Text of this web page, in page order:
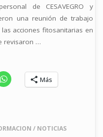
de CESAVEGRO y
una reunión de trabajo
acciones fitosanitarias en
revisaron …
Más
/ NOTICIAS